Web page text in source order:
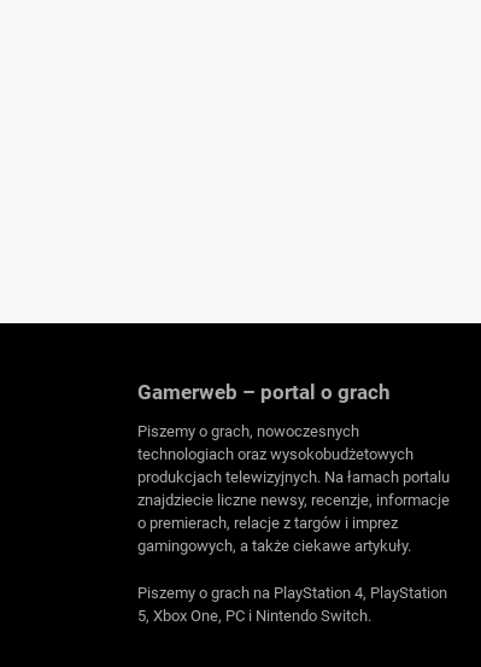
Gamerweb – portal o grach
Piszemy o grach, nowoczesnych
technologiach oraz wysokobudżetowych
produkcjach telewizyjnych. Na łamach portalu
znajdziecie liczne newsy, recenzje, informacje
o premierach, relacje z targów i imprez
gamingowych, a także ciekawe artykuły.
Piszemy o grach na PlayStation 4, PlayStation
5, Xbox One, PC i Nintendo Switch.